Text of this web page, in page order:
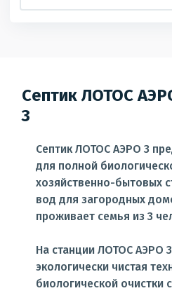
Септик ЛОТОС
3
Септик ЛОТОС АЭРО 3
для полной
хозяйственно-бытовых
вод для загородных
проживает семья из 3
На станции ЛОТОС АЭРО
экологически чистая
биологической очистки